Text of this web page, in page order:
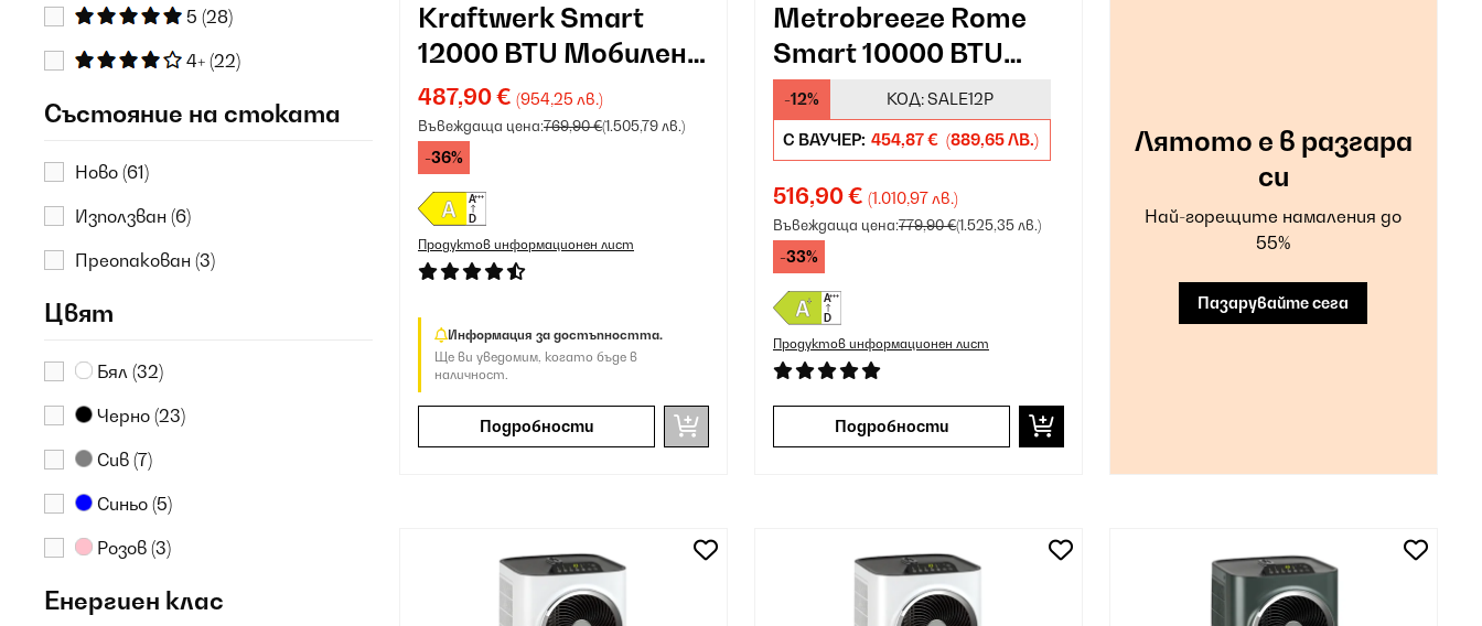
5 (28)
4+ (22)
Състояние на стоката
Ново (61)
Използван (6)
Преопакован (3)
Цвят
Бял (32)
Черно (23)
Сив (7)
Синьо (5)
Розов (3)
Енергиен клас
Kraftwerk Smart
12000 BTU Мобилен
климатик
Антрацит
487,90 € (954,25 лв.)
Въвеждаща цена:769,90 €(1.505,79 лв.)
-36%
Продуктов информационен лист
Информация за достъпността.
Ще ви уведомим, когато бъде в
наличност.
Подробности
Metrobreeze Rome
Smart 10000 BTU
Мобилен климатик
черен
-12% КОД: SALE12P
С ВАУЧЕР: 454,87 € (889,65 ЛВ.)
516,90 € (1.010,97 лв.)
Въвеждаща цена:779,90 €(1.525,35 лв.)
-33%
Продуктов информационен лист
Подробности
Лятото е в разгара
си
Най-горещите намаления до
55%
Пазарувайте сега